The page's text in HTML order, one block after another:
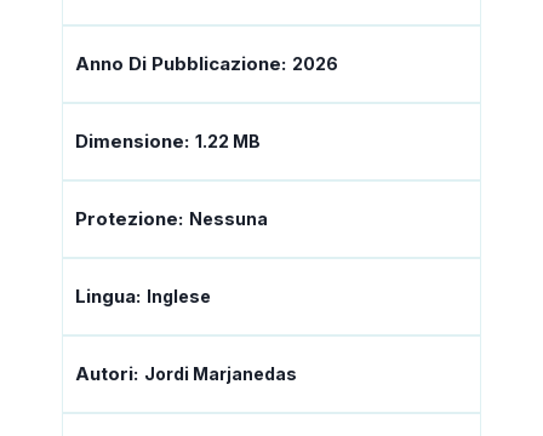
Anno Di Pubblicazione: 2026
Dimensione: 1.22 MB
Protezione: Nessuna
Lingua: Inglese
Autori: Jordi Marjanedas